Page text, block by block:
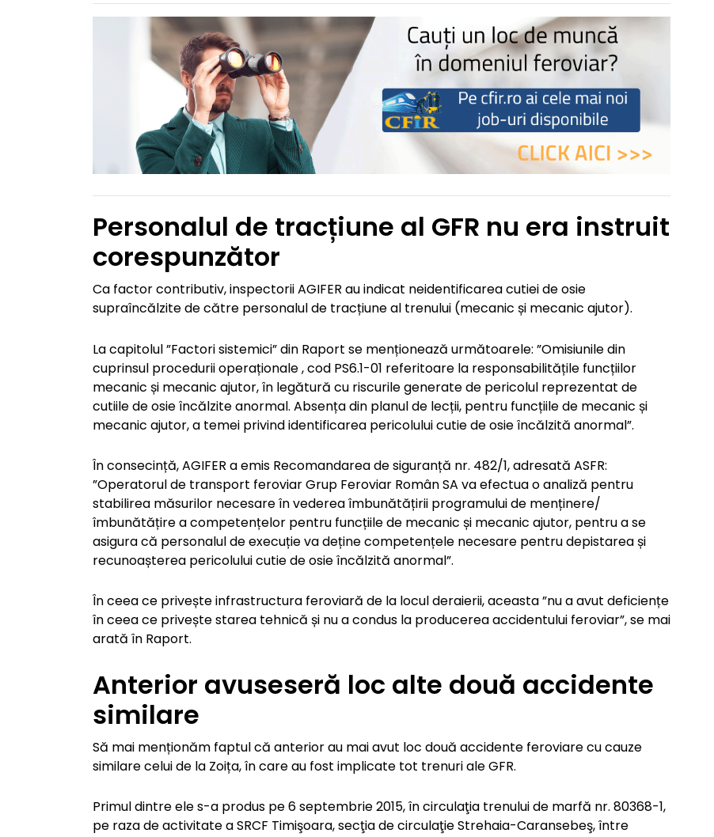
Personalul de tracțiune al GFR nu era instruit
corespunzător
Ca factor contributiv, inspectorii AGIFER au indicat neidentificarea cutiei de osie
supraîncălzite de către personalul de tracțiune al trenului (mecanic și mecanic ajutor).
La capitolul ”Factori sistemici” din Raport se menționează următoarele: ”Omisiunile din
cuprinsul procedurii operaționale , cod PS6.1-01 referitoare la responsabilitățile funcțiilor
mecanic și mecanic ajutor, în legătură cu riscurile generate de pericolul reprezentat de
cutiile de osie încălzite anormal. Absența din planul de lecții, pentru funcțiile de mecanic și
mecanic ajutor, a temei privind identificarea pericolului cutie de osie încălzită anormal”.
În consecință, AGIFER a emis Recomandarea de siguranță nr. 482/1, adresată ASFR:
”Operatorul de transport feroviar Grup Feroviar Român SA va efectua o analiză pentru
stabilirea măsurilor necesare în vederea îmbunătățirii programului de menținere/
îmbunătățire a competențelor pentru funcțiile de mecanic și mecanic ajutor, pentru a se
asigura că personalul de execuție va deține competențele necesare pentru depistarea și
recunoașterea pericolului cutie de osie încălzită anormal”.
În ceea ce privește infrastructura feroviară de la locul deraierii, aceasta ”nu a avut deficiențe
în ceea ce privește starea tehnică și nu a condus la producerea accidentului feroviar”, se mai
arată în Raport.
Anterior avuseseră loc alte două accidente
similare
Să mai menționăm faptul că anterior au mai avut loc două accidente feroviare cu cauze
similare celui de la Zoița, în care au fost implicate tot trenuri ale GFR.
Primul dintre ele s-a produs pe 6 septembrie 2015, în circulaţia trenului de marfă nr. 80368-1,
pe raza de activitate a SRCF Timişoara, secţia de circulaţie Strehaia-Caransebeş, între